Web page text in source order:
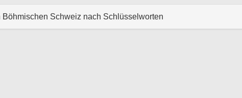
Schweiz nach Schlüsselworten